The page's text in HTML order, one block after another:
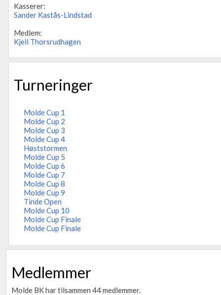
Kasserer:
Sander Kastås-Lindstad
Medlem:
Kjell Thorsrudhagen
Turneringer
Molde Cup 1
Molde Cup 2
Molde Cup 3
Molde Cup 4
Høststormen
Molde Cup 5
Molde Cup 6
Molde Cup 7
Molde Cup 8
Molde Cup 9
Tinde Open
Molde Cup 10
Molde Cup Finale
Molde Cup Finale
Medlemmer
Molde BK har tilsammen 44 medlemmer.